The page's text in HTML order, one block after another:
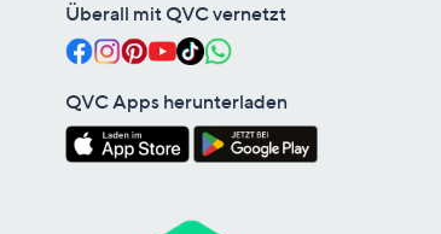
Überall mit QVC vernetzt
QVC Apps herunterladen